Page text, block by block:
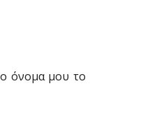
όνομα μου το